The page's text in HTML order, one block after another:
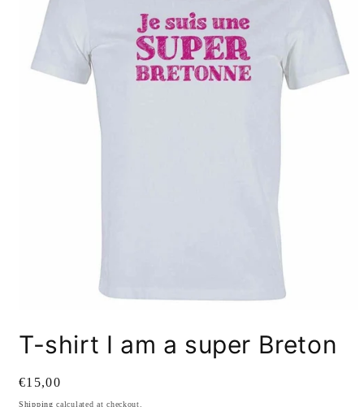
1
in
T-shirt I am a super Breton
Regular
price
€15,00
Shipping calculated at checkout.